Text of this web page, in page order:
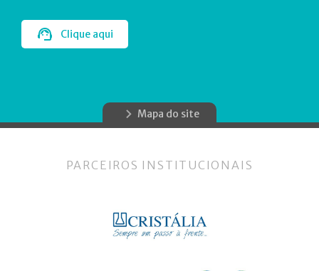
Clique aqui
Mapa do site
PARCEIROS INSTITUCIONAIS